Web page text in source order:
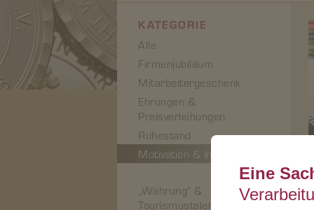
KATEGORIE
Alle
Firmenjubiläum
Mitarbeitergeschenk
Ehrungen &
Preisverleihungen
Ruhestand
Motivation & Incentivierung
„Währung“ &
Tourismustaler
Eine